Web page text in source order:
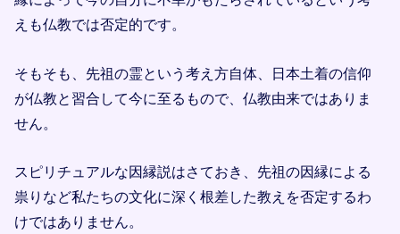
えも仏教では否定的です。
そもそも、先祖の霊という考え方自体、日本土着の信仰
が仏教と習合して今に至るもので、仏教由来ではありま
せん。
スピリチュアルな因縁説はさておき、先祖の因縁による
祟りなど私たちの文化に深く根差した教えを否定するわ
けではありません。